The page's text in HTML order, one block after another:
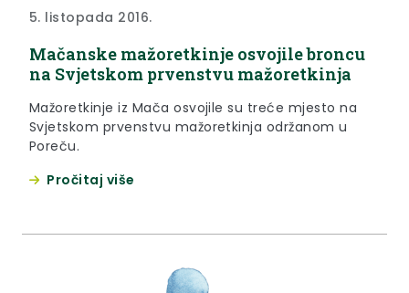
5. listopada 2016.
Mačanske mažoretkinje osvojile broncu
na Svjetskom prvenstvu mažoretkinja
Mažoretkinje iz Mača osvojile su treće mjesto na
Svjetskom prvenstvu mažoretkinja održanom u
Poreču.
Pročitaj više